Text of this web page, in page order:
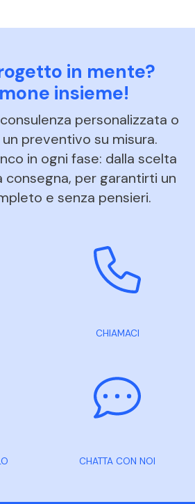
in mente?
insieme!
personalizzata o
preventivo su misura.
in ogni fase: dalla scelta
per garantirti un
e senza pensieri.
CHIAMACI
CHATTA CON NOI